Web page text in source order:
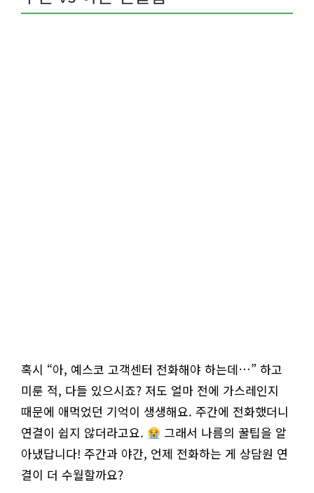
혹시 “아, 예스코 고객센터 전화해야 하는데…” 하고
미룬 적, 다들 있으시죠? 저도 얼마 전에 가스레인지
때문에 애먹었던 기억이 생생해요. 주간에 전화했더니
연결이 쉽지 않더라고요.
그래서 나름의 꿀팁을 알
아냈답니다! 주간과 야간, 언제 전화하는 게 상담원 연
결이 더 수월할까요?